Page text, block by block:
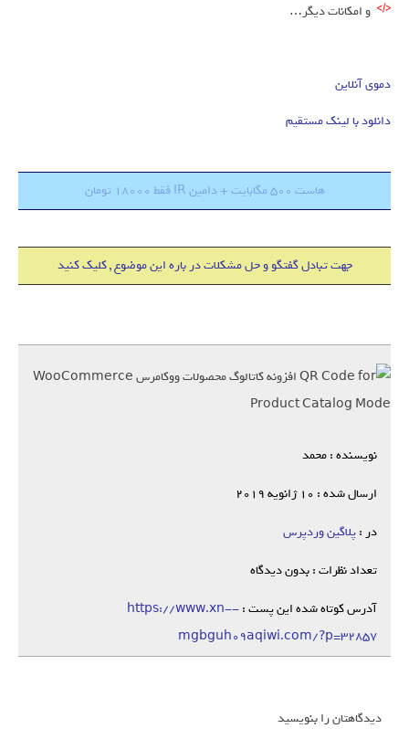
و امکانات دیگر…
دموی آنلاین
دانلود با لینک مستقیم
هاست 500 مگابایت + دامین IR فقط 18000 تومان
جهت تبادل گفتگو و حل مشکلات در باره این موضوع , کلیک کنید
نویسنده : محمد
ارسال شده : 10 ژانویه 2019
در :پلاگین وردپرس
تعداد نظرات : بدون دیدگاه
آدرس کوتاه شده این پست :https://www.xn--
mgbguh09aqiwi.com/?p=32857
دیدگاهتان را بنویسید